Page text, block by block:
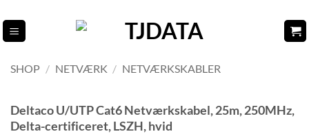
til
indhold
SHOP / NETVÆRK / NETVÆRKSKABLER
Deltaco U/UTP Cat6 Netværkskabel, 25m, 250MHz,
Delta-certificeret, LSZH, hvid